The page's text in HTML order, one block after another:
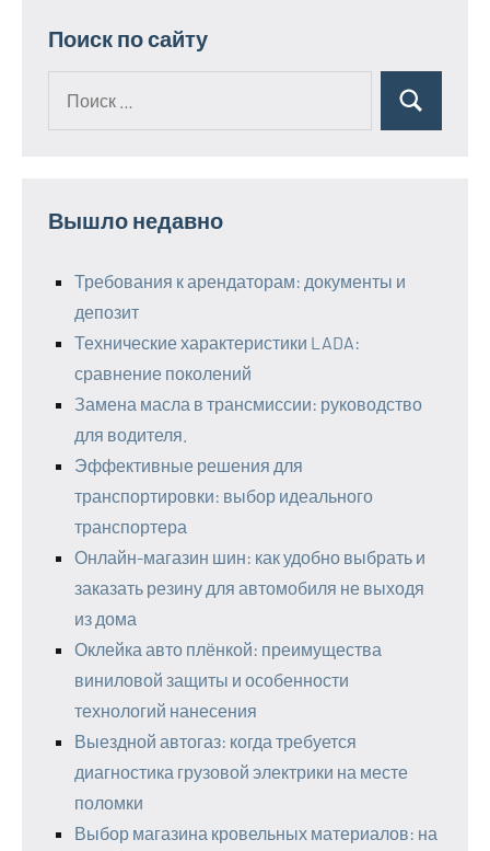
Поиск по сайту
Поиск
Вышло недавно
Требования к арендаторам: документы и
депозит
Технические характеристики LADA:
сравнение поколений
Замена масла в трансмиссии: руководство
для водителя.
Эффективные решения для
транспортировки: выбор идеального
транспортера
Онлайн-магазин шин: как удобно выбрать и
заказать резину для автомобиля не выходя
из дома
Оклейка авто плёнкой: преимущества
виниловой защиты и особенности
технологий нанесения
Выездной автогаз: когда требуется
диагностика грузовой электрики на месте
поломки
Выбор магазина кровельных материалов: на